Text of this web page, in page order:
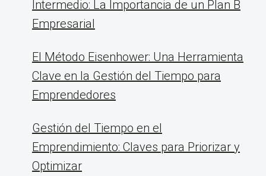
Intermedio: La Importancia de un Plan B
Empresarial
El Método Eisenhower: Una Herramienta
Clave en la Gestión del Tiempo para
Emprendedores
Gestión del Tiempo en el
Emprendimiento: Claves para Priorizar y
Optimizar